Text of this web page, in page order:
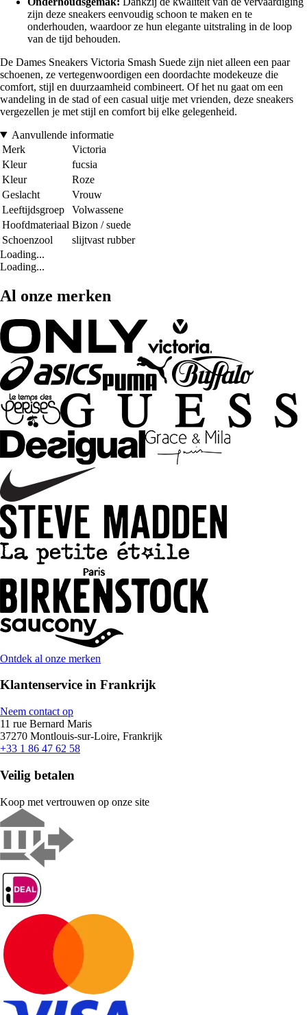
zijn deze sneakers eenvoudig schoon te maken en te
onderhouden, waardoor ze hun elegante uitstraling in de loop
van de tijd behouden.
De Dames Sneakers Victoria Smash Suede zijn niet alleen een paar
schoenen, ze vertegenwoordigen een doordachte modekeuze die
comfort, stijl en duurzaamheid combineert. Of het nu gaat om een
wandeling in de stad of een casual uitje met vrienden, deze sneakers
vergezellen je met stijl en comfort bij elke gelegenheid.
Aanvullende informatie
Merk
Victoria
Kleur
fucsia
Kleur
Roze
Geslacht
Vrouw
Leeftijdsgroep
Volwassene
Hoofdmateriaal Bizon / suede
Schoenzool
slijtvast rubber
Loading...
Loading...
Al onze merken
Ontdek al onze merken
Klantenservice in Frankrijk
Neem contact op
11 rue Bernard Maris
37270 Montlouis-sur-Loire, Frankrijk
+33 1 86 47 62 58
Veilig betalen
Koop met vertrouwen op onze site